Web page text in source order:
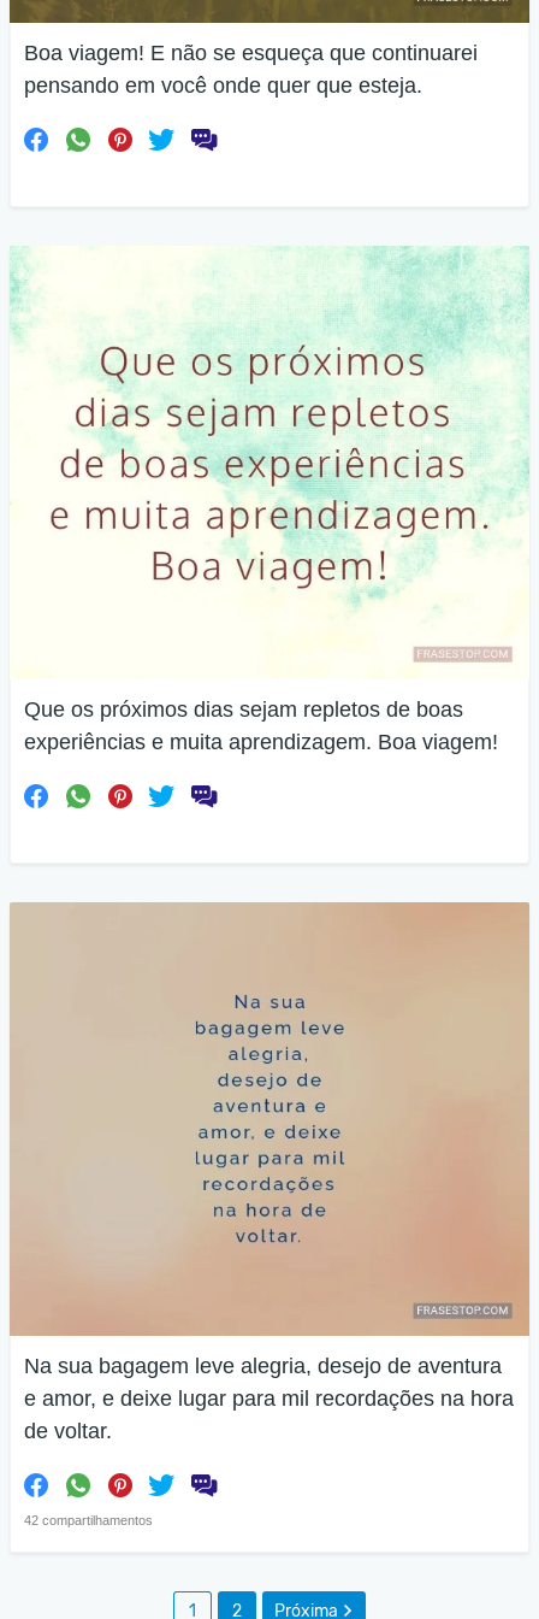
Boa viagem! E não se esqueça que continuarei
pensando em você onde quer que esteja.
Que os próximos dias sejam repletos de boas
experiências e muita aprendizagem. Boa viagem!
Na sua bagagem leve alegria, desejo de aventura
e amor, e deixe lugar para mil recordações na hora
de voltar.
42 compartilhamentos
1 2 Próxima